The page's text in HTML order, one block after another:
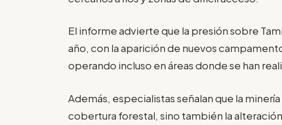
El informe advierte que la presión sobre
año, con la aparición de nuevos
operando incluso en áreas donde se han
Además, especialistas señalan que la
cobertura forestal, sino también la